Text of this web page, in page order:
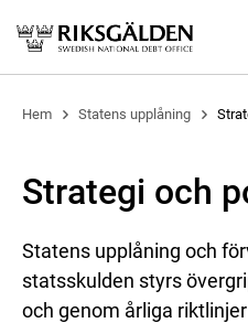
Hem Statens upplåning
Strategi och
Statens upplåning och
statsskulden styrs
och genom årliga